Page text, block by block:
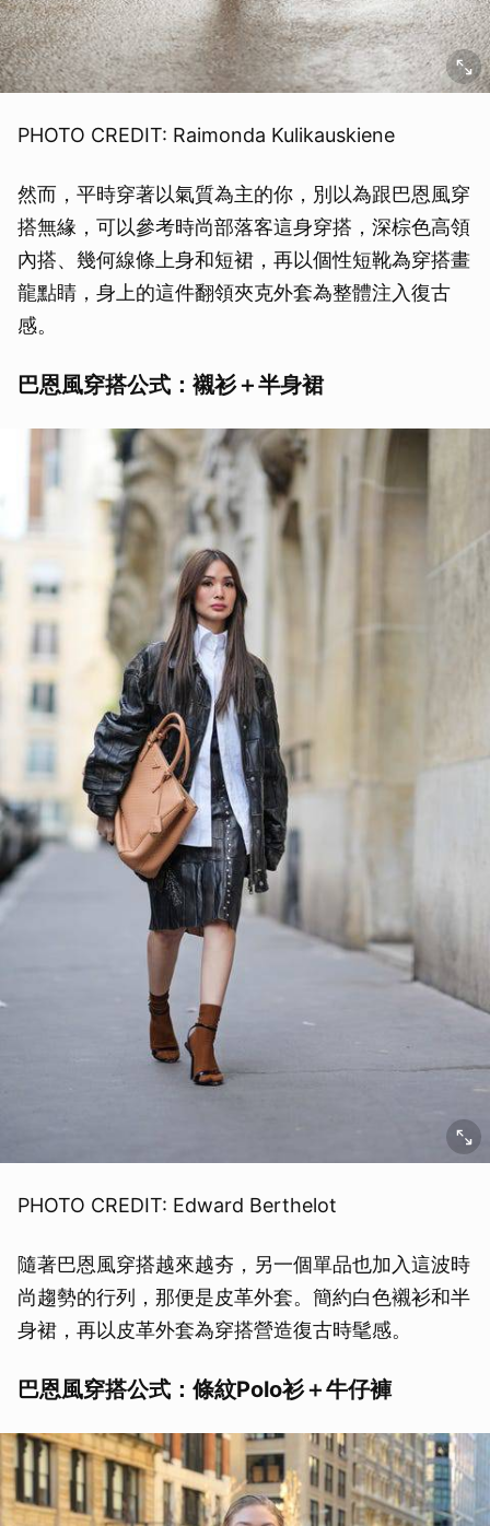
PHOTO CREDIT: Raimonda Kulikauskiene
然而，平時穿著以氣質為主的你，別以為跟巴恩風穿
搭無緣，可以參考時尚部落客這身穿搭，深棕色高領
內搭、幾何線條上身和短裙，再以個性短靴為穿搭畫
龍點睛，身上的這件翻領夾克外套為整體注入復古
感。
巴恩風穿搭公式：襯衫＋半身裙
PHOTO CREDIT: Edward Berthelot
隨著巴恩風穿搭越來越夯，另一個單品也加入這波時
尚趨勢的行列，那便是皮革外套。簡約白色襯衫和半
身裙，再以皮革外套為穿搭營造復古時髦感。
巴恩風穿搭公式：條紋Polo衫＋牛仔褲